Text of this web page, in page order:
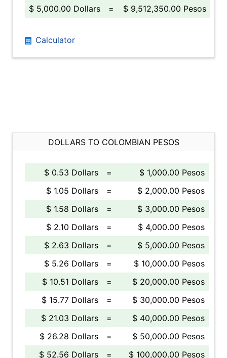
$ 5,000.00 Dollars
= $ 9,512,350.00 Pesos
Calculator
DOLLARS TO COLOMBIAN PESOS
$ 0.53 Dollars =
$ 1,000.00 Pesos
$ 1.05 Dollars
=
$ 2,000.00 Pesos
$ 1.58 Dollars
=
$ 3,000.00 Pesos
$ 2.10 Dollars
=
$ 4,000.00 Pesos
$ 2.63 Dollars
=
$ 5,000.00 Pesos
$ 5.26 Dollars
=
$ 10,000.00 Pesos
$ 10.51 Dollars
=
$ 20,000.00 Pesos
$ 15.77 Dollars
=
$ 30,000.00 Pesos
$ 21.03 Dollars
=
$ 40,000.00 Pesos
$ 26.28 Dollars
=
$ 50,000.00 Pesos
$ 52.56 Dollars
= $ 100,000.00 Pesos